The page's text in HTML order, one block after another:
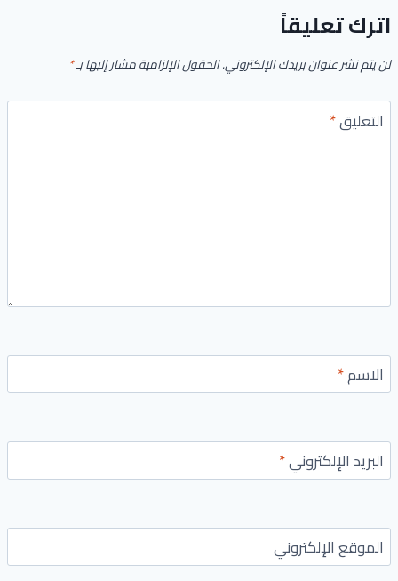
اترك تعليقاً
لن يتم نشر عنوان بريدك الإلكتروني.الحقول الإلزامية مشار إليها بـ*
التعليق*
الاسم*
البريد الإلكتروني*
الموقع الإلكتروني